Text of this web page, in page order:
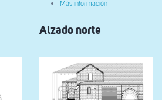
Más información
Alzado norte